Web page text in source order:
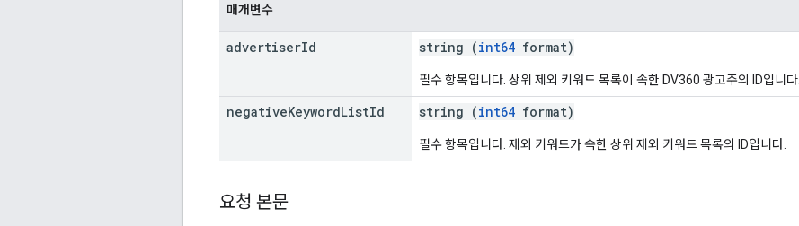
매개변수
advertiserId string (int64 format)
필수 항목입니다. 상위 제외 키워드 목록이 속한 DV360 광고주의 ID입니다.
negativeKeywordListId string (int64 format)
필수 항목입니다. 제외 키워드가 속한 상위 제외 키워드 목록의 ID입니다.
요청 본문